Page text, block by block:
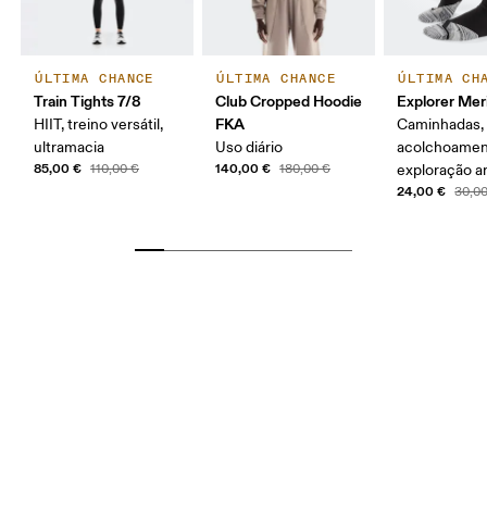
ÚLTIMA CHANCE
Train Tights 7/8
HIIT, treino versátil,
ultramacia
85,00 € 110,00 €
ÚLTIMA CHANCE
Club Cropped Hoodie
FKA
Uso diário
140,00 € 180,00 €
ÚLTIMA
Explorer
Caminhadas,
exploração
24,00 €